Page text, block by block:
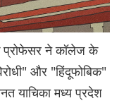
प्रोफेसर ने कॉलेज के
और "हिंदूफोबिक"
याचिका मध्य प्रदेश